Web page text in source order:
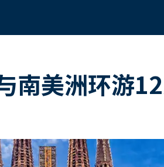
南美洲环游